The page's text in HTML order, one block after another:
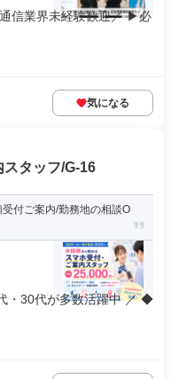
信業界未経験歓迎／ ▶必
気になる
タッフ/G-16
付ご案内/勤務地の相談O
・30代が多数活躍中 ／ ◆